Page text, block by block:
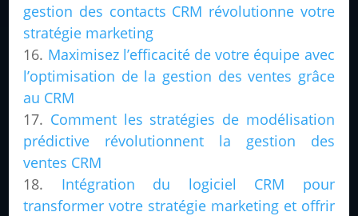
gestion des contacts CRM révolutionne votre
stratégie marketing
Maximisez l’efficacité de votre équipe avec
l’optimisation de la gestion des ventes grâce
au CRM
Comment les stratégies de modélisation
prédictive révolutionnent la gestion des
ventes CRM
Intégration du logiciel CRM pour
transformer votre stratégie marketing et offrir